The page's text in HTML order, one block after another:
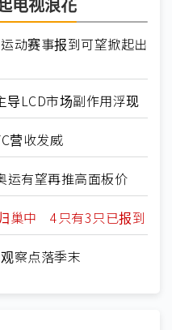
电视浪花
动赛事报到可望掀起出
LCD市场副作用浮现
营收发威
有望再推高面板价
巢中 4只有3只已报到
察点落季末